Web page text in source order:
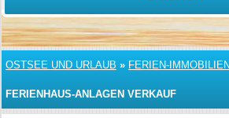
OSTSEE UND URLAUB » FERIEN-
FERIENHAUS-ANLAGEN VERKAUF